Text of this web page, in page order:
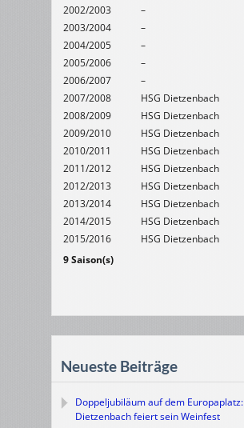
2002/2003
–
2003/2004
–
2004/2005
–
2005/2006
–
2006/2007
–
2007/2008
HSG Dietzenbach
2008/2009
HSG Dietzenbach
2009/2010
HSG Dietzenbach
2010/2011
HSG Dietzenbach
2011/2012
HSG Dietzenbach
2012/2013
HSG Dietzenbach
2013/2014
HSG Dietzenbach
2014/2015
HSG Dietzenbach
2015/2016
HSG Dietzenbach
9 Saison(s)
Neueste Beiträge
Doppeljubiläum auf dem Europaplatz:
Dietzenbach feiert sein Weinfest